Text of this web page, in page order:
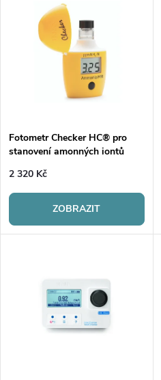
p
r
o
Nejprodávanější
Abecedně
s
p
r
o
Fotometr Checker HC® pro
stanovení amonných iontů
2 320 Kč
ZOBRAZIT